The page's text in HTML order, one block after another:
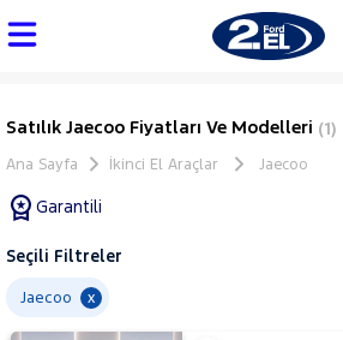
Satılık Jaecoo Fiyatları Ve Modelleri (1)
Ana Sayfa İkinci El Araçlar Jaecoo
Garantili
Seçili Filtreler
Jaecoo x